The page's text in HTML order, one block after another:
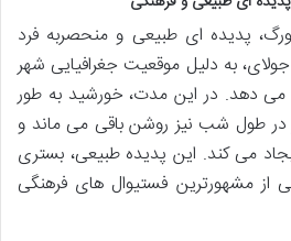
پدیده ای طبیعی و منحصربه فرد
به دلیل موقعیت جغرافیایی شهر
دهد. در این مدت، خورشید به طور
طول شب نیز روشن باقی می ماند و
می کند. این پدیده طبیعی، بستری
از مشهورترین فستیوال های فرهنگی